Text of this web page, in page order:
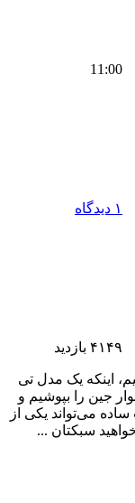
11:00
۱ دیدگاه
۴۱۴۹ بازدید
اینکه یک مدل تی
جین را بپوشیم و
می‌تواند یکی از
سبکتان ...